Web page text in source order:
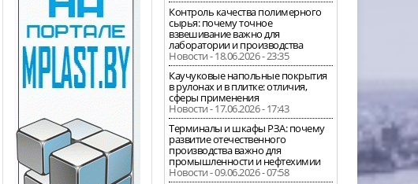
Контроль качества полимерного
сырья: почему точное
взвешивание важно для
лаборатории и производства
Новости - 18.06.2026 - 23:35
Каучуковые напольные покрытия
в рулонах и в плитке: отличия,
сферы применения
Новости - 17.06.2026 - 17:43
Терминалы и шкафы РЗА: почему
развитие отечественного
производства важно для
промышленности и нефтехимии
Новости - 09.06.2026 - 07:58